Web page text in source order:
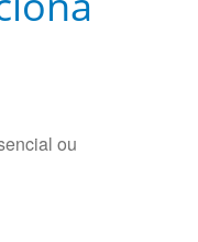
ou
de curso
agenda